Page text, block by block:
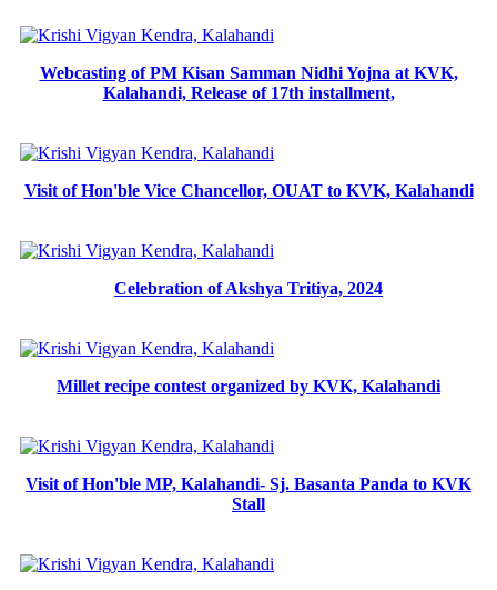
Webcasting of PM Kisan Samman Nidhi Yojna at KVK,
Kalahandi, Release of 17th installment,
Visit of Hon'ble Vice Chancellor, OUAT to KVK, Kalahandi
Celebration of Akshya Tritiya, 2024
Millet recipe contest organized by KVK, Kalahandi
Visit of Hon'ble MP, Kalahandi- Sj. Basanta Panda to KVK
Stall